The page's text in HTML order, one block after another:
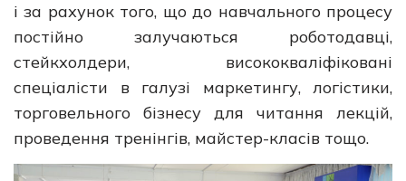
і за рахунок того, що до навчального процесу
постійно залучаються роботодавці,
стейкхолдери, висококваліфіковані
спеціалісти в галузі маркетингу, логістики,
торговельного бізнесу для читання лекцій,
проведення тренінгів, майстер-класів тощо.